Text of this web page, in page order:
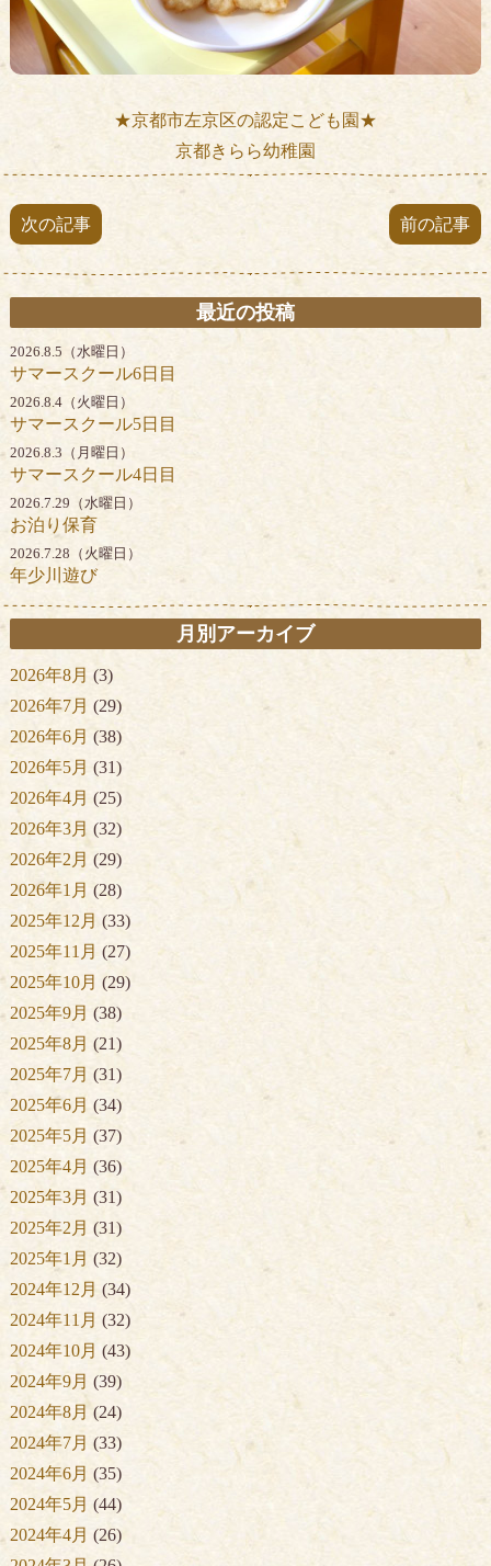
★京都市左京区の認定こども園★
京都きらら幼稚園
次の記事 前の記事
最近の投稿
2026.8.5（水曜日）
サマースクール6日目
2026.8.4（火曜日）
サマースクール5日目
2026.8.3（月曜日）
サマースクール4日目
2026.7.29（水曜日）
お泊り保育
2026.7.28（火曜日）
年少川遊び
月別アーカイブ
2026年8月 (3)
2026年7月 (29)
2026年6月 (38)
2026年5月 (31)
2026年4月 (25)
2026年3月 (32)
2026年2月 (29)
2026年1月 (28)
2025年12月 (33)
2025年11月 (27)
2025年10月 (29)
2025年9月 (38)
2025年8月 (21)
2025年7月 (31)
2025年6月 (34)
2025年5月 (37)
2025年4月 (36)
2025年3月 (31)
2025年2月 (31)
2025年1月 (32)
2024年12月 (34)
2024年11月 (32)
2024年10月 (43)
2024年9月 (39)
2024年8月 (24)
2024年7月 (33)
2024年6月 (35)
2024年5月 (44)
2024年4月 (26)